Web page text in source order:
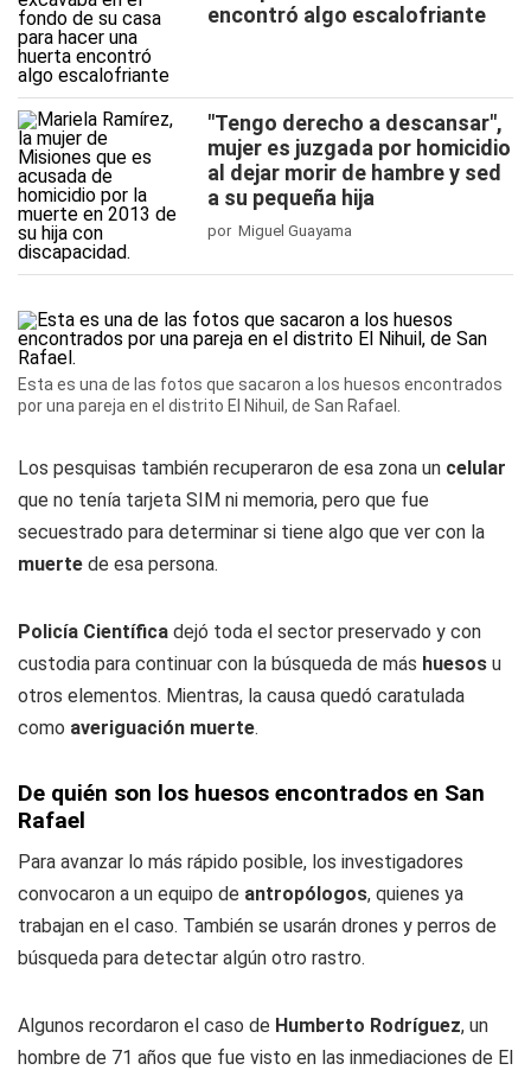
encontró algo escalofriante
"Tengo derecho a descansar",
mujer es juzgada por homicidio
al dejar morir de hambre y sed
a su pequeña hija
por Miguel Guayama
Esta es una de las fotos que sacaron a los huesos encontrados
por una pareja en el distrito El Nihuil, de San Rafael.
Los pesquisas también recuperaron de esa zona un celular
que no tenía tarjeta SIM ni memoria, pero que fue
secuestrado para determinar si tiene algo que ver con la
muerte de esa persona.
Policía Científica dejó toda el sector preservado y con
custodia para continuar con la búsqueda de más huesos u
otros elementos. Mientras, la causa quedó caratulada
como averiguación muerte.
De quién son los huesos encontrados en San
Rafael
Para avanzar lo más rápido posible, los investigadores
convocaron a un equipo de antropólogos, quienes ya
trabajan en el caso. También se usarán drones y perros de
búsqueda para detectar algún otro rastro.
Algunos recordaron el caso de Humberto Rodríguez, un
hombre de 71 años que fue visto en las inmediaciones de El